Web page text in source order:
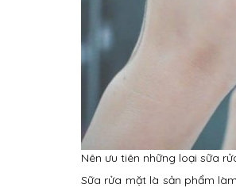
Nên ưu tiên những loại sữa
Sữa rửa mặt là sản phẩm